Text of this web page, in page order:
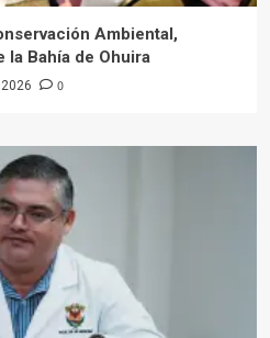
Ambiental,
la Bahía de Ohuira
0